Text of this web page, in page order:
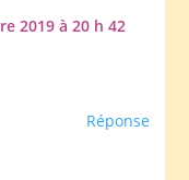
2019 à 20 h 42
Réponse